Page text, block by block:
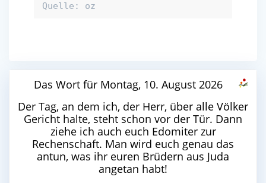
Quelle: oz
Das Wort für Montag, 10. August 2026
Der Tag, an dem ich, der Herr, über alle Völker
Gericht halte, steht schon vor der Tür. Dann
ziehe ich auch euch Edomiter zur
Rechenschaft. Man wird euch genau das
antun, was ihr euren Brüdern aus Juda
angetan habt!